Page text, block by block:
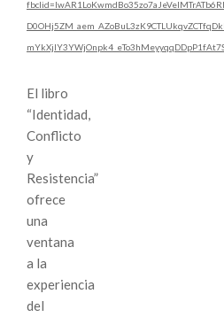
El libro
“Identidad,
Conflicto
y
Resistencia”
ofrece
una
ventana
a la
experiencia
del